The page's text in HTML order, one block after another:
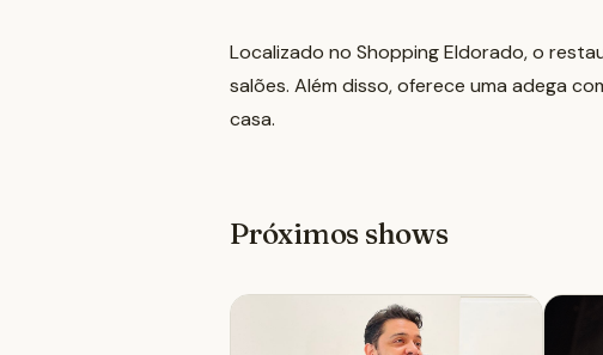
Localizado no Shopping Eldorado, o
salões. Além disso, oferece uma adega
casa.
Próximos shows